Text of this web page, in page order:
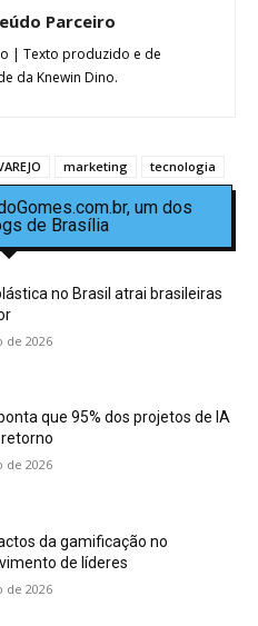
Parceiro
| Texto produzido e de
da Knewin Dino.
marketing tecnologia
um dos
de Brasília
no Brasil atrai brasileiras
de 2026
que 95% dos projetos de IA
de 2026
da gamificação no
de líderes
de 2026